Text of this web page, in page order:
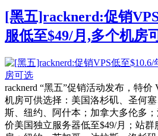
[黑五]racknerd:促销
服低至$49/月,多个机房
racknerd “黑五”促销活动发布，特价
机房可供选择：美国洛杉矶、圣何
斯、纽约、阿什本；加拿大多伦多
价美国独立服务器低至$49/月；站群